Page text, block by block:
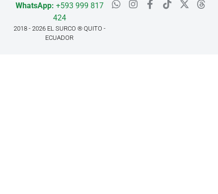
WhatsApp: +593 999 817
424
2018 - 2026 EL SURCO ® QUITO -
ECUADOR